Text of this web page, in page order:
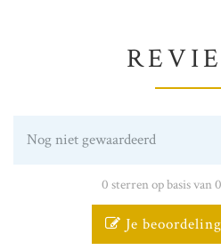
Nog niet gewaardeerd
0 sterren op basis van
Je